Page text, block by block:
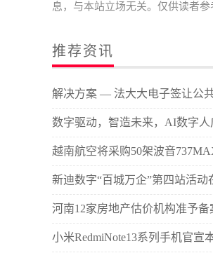
息，与本站立场无关。仅供读者
推荐资讯
解决方案 — 法大大电子签让公
数字驱动，智造未来，AI数字
越南航空将采购50架波音
新迪数字“百城万企”第四站活动
河南12家房地产估价机构准予备
小米RedmiNote13系列手机官宣